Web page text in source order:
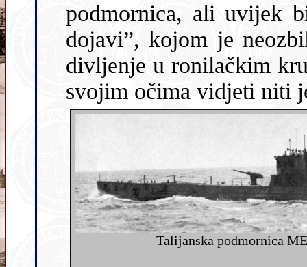
podmornica, ali uvijek bi se ustanovilo da se radi o “lažnoj
dojavi”, kojom je neozbiljni kolega pokušao
divljenje u ronilačkim krugovima. I
svojim očima vidjeti niti
Talijanska podmornica